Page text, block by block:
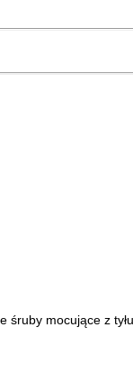
mocujące z